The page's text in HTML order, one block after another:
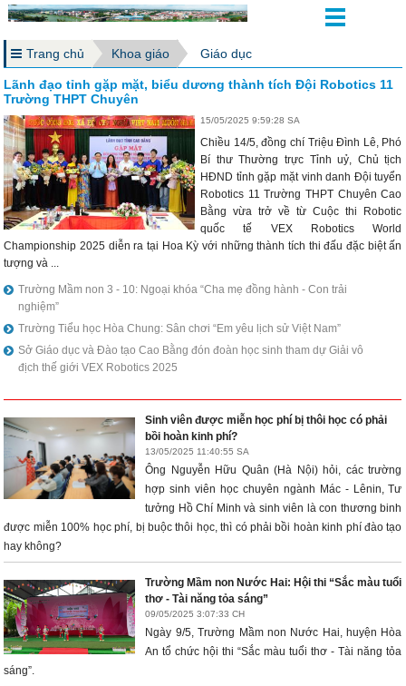
Trang chủ Khoa giáo Giáo dục
Lãnh đạo tỉnh gặp mặt, biểu dương thành tích Đội Robotics 11
Trường THPT Chuyên
15/05/2025 9:59:28 SA
Chiều 14/5, đồng chí Triệu Đình Lê, Phó
Bí thư Thường trực Tỉnh uỷ, Chủ tịch
HĐND tỉnh gặp mặt vinh danh Đội tuyển
Robotics 11 Trường THPT Chuyên Cao
Bằng vừa trở về từ Cuộc thi Robotic
quốc tế VEX Robotics World
Championship 2025 diễn ra tại Hoa Kỳ với những thành tích thi đấu đặc biệt ấn
tượng và ...
Trường Mầm non 3 - 10: Ngoại khóa “Cha mẹ đồng hành - Con trải
nghiệm”
Trường Tiểu học Hòa Chung: Sân chơi “Em yêu lịch sử Việt Nam”
Sở Giáo dục và Đào tạo Cao Bằng đón đoàn học sinh tham dự Giải vô
địch thế giới VEX Robotics 2025
Sinh viên được miễn học phí bị thôi học có phải
bồi hoàn kinh phí?
13/05/2025 11:40:55 SA
Ông Nguyễn Hữu Quân (Hà Nội) hỏi, các trường
hợp sinh viên học chuyên ngành Mác - Lênin, Tư
tưởng Hồ Chí Minh và sinh viên là con thương binh
được miễn 100% học phí, bị buộc thôi học, thì có phải bồi hoàn kinh phí đào tạo
hay không?
Trường Mầm non Nước Hai: Hội thi “Sắc màu tuổi
thơ - Tài năng tỏa sáng”
09/05/2025 3:07:33 CH
Ngày 9/5, Trường Mầm non Nước Hai, huyện Hòa
An tổ chức hội thi “Sắc màu tuổi thơ - Tài năng tỏa
sáng”.